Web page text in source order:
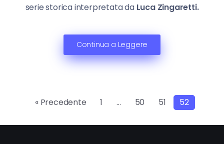
serie storica interpretata da Luca Zingaretti.
Continua a Leggere
« Precedente 1 … 50 51 52